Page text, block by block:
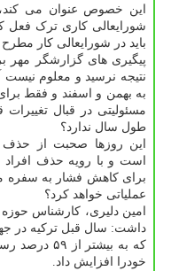
شورایعالی کاری ترک
باید در شورایعالی کار
پیگیری های گزارشگر مهر
نتیجه نرسید و معلوم
به بهمن و اسفند و فقط برای
مسئولیتی در قبال
طول سال ندارد؟
است و با رویه حذف افراد
برای کاهش فشار به سفره
عملیاتی خواهد کرد؟
امین دلیری، کارشناس حوزه
داشت: سال قبل ترکیه در
که به
خودرا افزایش داد.